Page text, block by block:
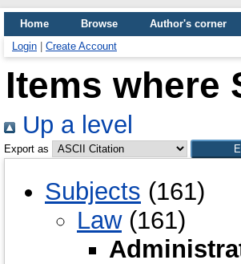
Home Browse Author's corner
Login
Create Account
Items where
Up a level
Export as
Subjects (161)
Law(161)